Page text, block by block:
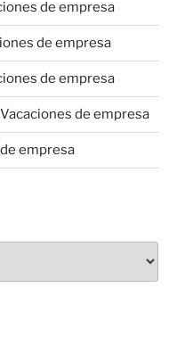
de empresa
de empresa
de empresa
Vacaciones de empresa
empresa